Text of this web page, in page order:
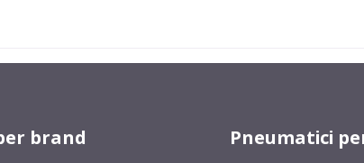
brand Pneumatici